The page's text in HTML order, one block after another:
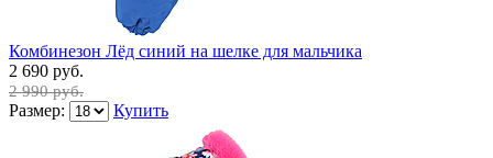
Комбинезон Лёд синий на шелке для мальчика
2 690 руб.
2 990 руб.
Размер: Купить